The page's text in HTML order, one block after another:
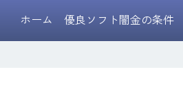
ホーム 優良ソフト闇金の条件